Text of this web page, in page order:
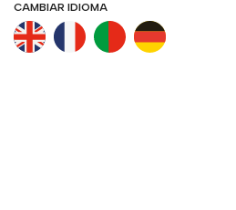
CAMBIAR IDIOMA